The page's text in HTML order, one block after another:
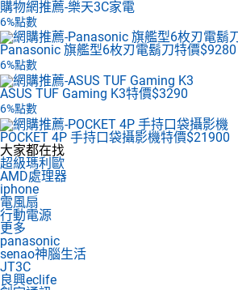
購物網推薦-樂天3C家電
6%點數
Panasonic 旗艦型6枚刃電鬍刀特價$9280
6%點數
ASUS TUF Gaming K3特價$3290
6%點數
POCKET 4P 手持口袋攝影機特價$21900
大家都在找
超級瑪利歐
AMD處理器
iphone
電風扇
行動電源
更多
panasonic
senao神腦生活
JT3C
良興eclife